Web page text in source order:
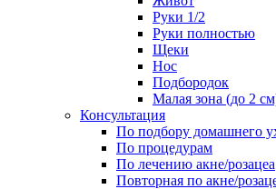
Руки 1/2
Руки полностью
Щеки
Нос
Подбородок
Малая зона (до 2
Консультация
По подбору домашнего
По процедурам
По лечению акне/розацеа
Повторная по акне/